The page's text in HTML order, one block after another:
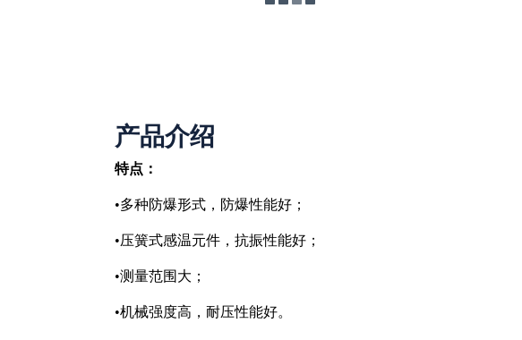
产品介绍
特点：
•多种防爆形式，防爆性能好；
•压簧式感温元件，抗振性能好；
•测量范围大；
•机械强度高，耐压性能好。